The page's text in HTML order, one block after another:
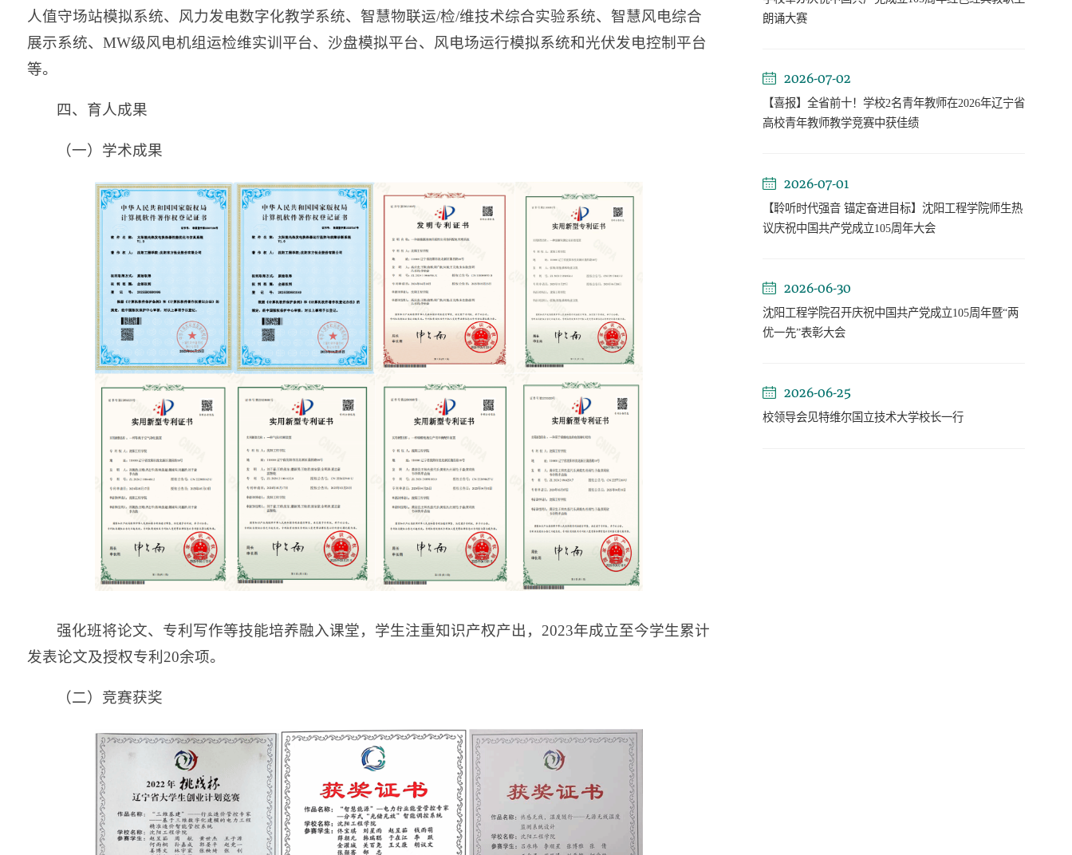
人值守场站模拟系统、风力发电数字化教学系统、智慧物联运/检/维技术综合实验系统、智慧风电综合
展示系统、MW级风电机组运检维实训平台、沙盘模拟平台、风电场运行模拟系统和光伏发电控制平台
等。
四、育人成果
（一）学术成果
强化班将论文、专利写作等技能培养融入课堂，学生注重知识产权产出，2023年成立至今学生累计
发表论文及授权专利20余项。
（二）竞赛获奖
朗诵大赛
2026-07-02
【喜报】全省前十！学校2名青年教师在2026年辽宁省
高校青年教师教学竞赛中获佳绩
2026-07-01
【聆听时代强音 锚定奋进目标】沈阳工程学院师生热
议庆祝中国共产党成立105周年大会
2026-06-30
沈阳工程学院召开庆祝中国共产党成立105周年暨“两
优一先”表彰大会
2026-06-25
校领导会见特维尔国立技术大学校长一行